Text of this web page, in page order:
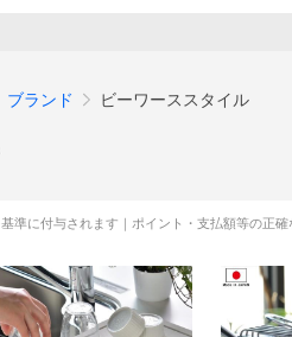
ブランド ビーワーススタイル
準に付与されます｜ポイント・支払額等の正